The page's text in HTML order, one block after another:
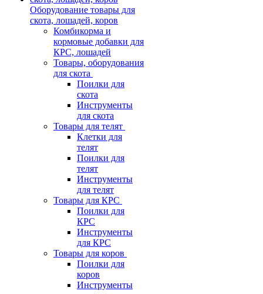
Оборудование товары для
скота, лошадей, коров
Комбикорма и
кормовые добавки для
КРС, лошадей
Товары, оборудования
для скота
Поилки для
скота
Инструменты
для скота
Товары для телят
Клетки для
телят
Поилки для
телят
Инструменты
для телят
Товары для КРС
Поилки для
КРС
Инструменты
для КРС
Товары для коров
Поилки для
коров
Инструменты